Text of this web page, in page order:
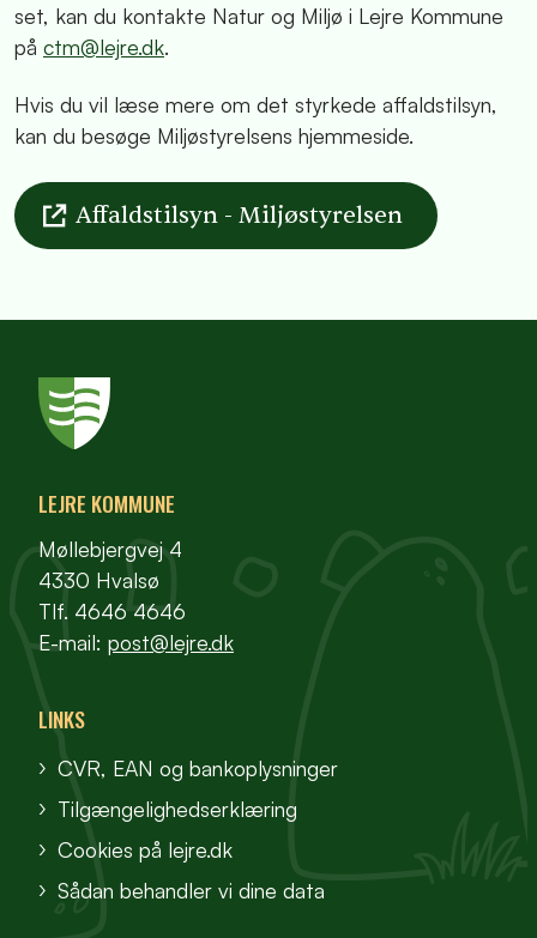
set, kan du kontakte Natur og Miljø i Lejre Kommune
på ctm@lejre.dk.
Hvis du vil læse mere om det styrkede affaldstilsyn,
kan du besøge Miljøstyrelsens hjemmeside.
Affaldstilsyn - Miljøstyrelsen
LEJRE KOMMUNE
Møllebjergvej 4
4330 Hvalsø
Tlf. 4646 4646
E-mail: post@lejre.dk
LINKS
CVR, EAN og bankoplysninger
Tilgængelighedserklæring
Cookies på lejre.dk
Sådan behandler vi dine data